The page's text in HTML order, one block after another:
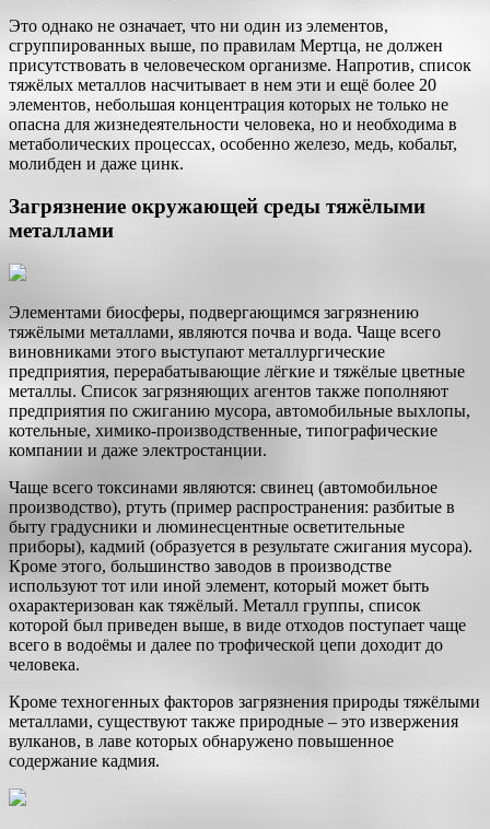
Это однако не означает, что ни один из элементов,
сгруппированных выше, по правилам Мертца, не должен
присутствовать в человеческом организме. Напротив, список
тяжёлых металлов насчитывает в нем эти и ещё более 20
элементов, небольшая концентрация которых не только не
опасна для жизнедеятельности человека, но и необходима в
метаболических процессах, особенно железо, медь, кобальт,
молибден и даже цинк.
Загрязнение окружающей среды тяжёлыми
металлами
Элементами биосферы, подвергающимся загрязнению
тяжёлыми металлами, являются почва и вода. Чаще всего
виновниками этого выступают металлургические
предприятия, перерабатывающие лёгкие и тяжёлые цветные
металлы. Список загрязняющих агентов также пополняют
предприятия по сжиганию мусора, автомобильные выхлопы,
котельные, химико-производственные, типографические
компании и даже электростанции.
Чаще всего токсинами являются: свинец (автомобильное
производство), ртуть (пример распространения: разбитые в
быту градусники и люминесцентные осветительные
приборы), кадмий (образуется в результате сжигания мусора).
Кроме этого, большинство заводов в производстве
используют тот или иной элемент, который может быть
охарактеризован как тяжёлый. Металл группы, список
которой был приведен выше, в виде отходов поступает чаще
всего в водоёмы и далее по трофической цепи доходит до
человека.
Кроме техногенных факторов загрязнения природы тяжёлыми
металлами, существуют также природные – это извержения
вулканов, в лаве которых обнаружено повышенное
содержание кадмия.